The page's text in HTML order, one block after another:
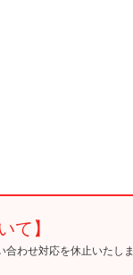
て】
わせ対応を休止いたしま